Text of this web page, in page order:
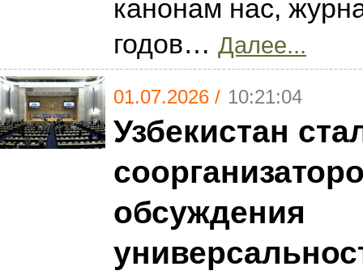
канонам нас,
годов… Далее...
01.07.2026 / 10:21:04
Узбекистан
обсуждения